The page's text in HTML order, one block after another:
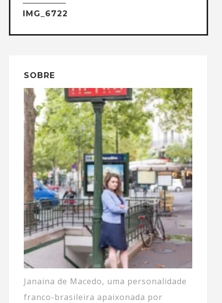
IMG_6722
SOBRE
Janaina de Macedo, uma personalidade
franco-brasileira apaixonada por